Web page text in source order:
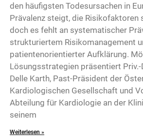
den häufigsten Todesursachen in
Prävalenz steigt, die Risikofaktoren
doch es fehlt an systematischer
strukturiertem Risikomanagement
patientenorientierter Aufklärung.
Lösungsstrategien präsentiert Priv.-
Delle Karth, Past-Präsident der
Kardiologischen Gesellschaft und
Abteilung für Kardiologie an der
seinem
Weiterlesen »